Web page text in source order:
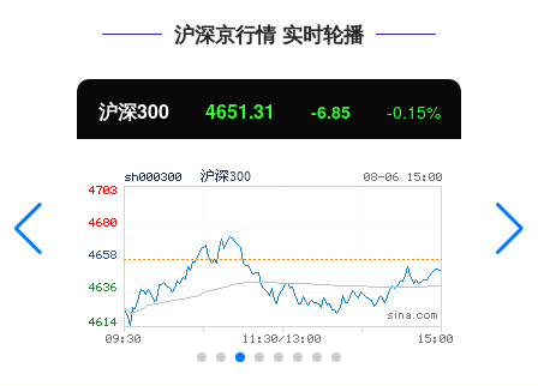
沪深京行情 实时轮播
沪深300 4651.31 -6.85 -0.15%